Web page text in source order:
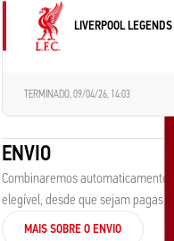
LIVERPOOL
TERMINADO,09/04/26, 14:03
ENVIO
Combinaremos automaticamente
elegível, desde que sejam pagas
MAIS SOBRE O ENVIO